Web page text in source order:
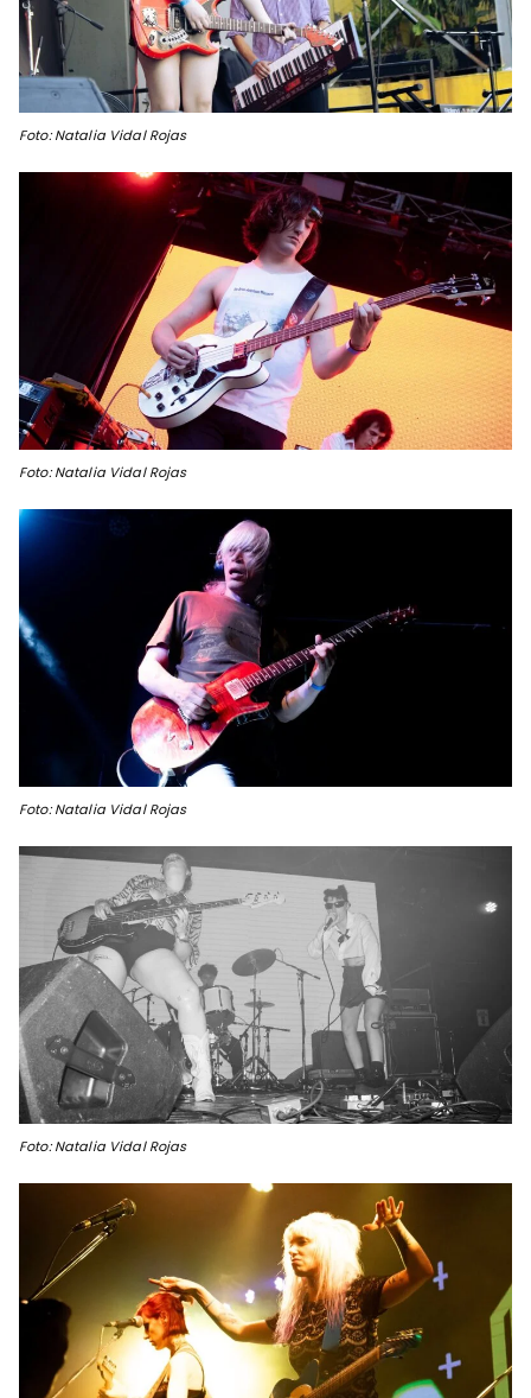
Foto: Natalia Vidal Rojas
Foto: Natalia Vidal Rojas
Foto: Natalia Vidal Rojas
Foto: Natalia Vidal Rojas